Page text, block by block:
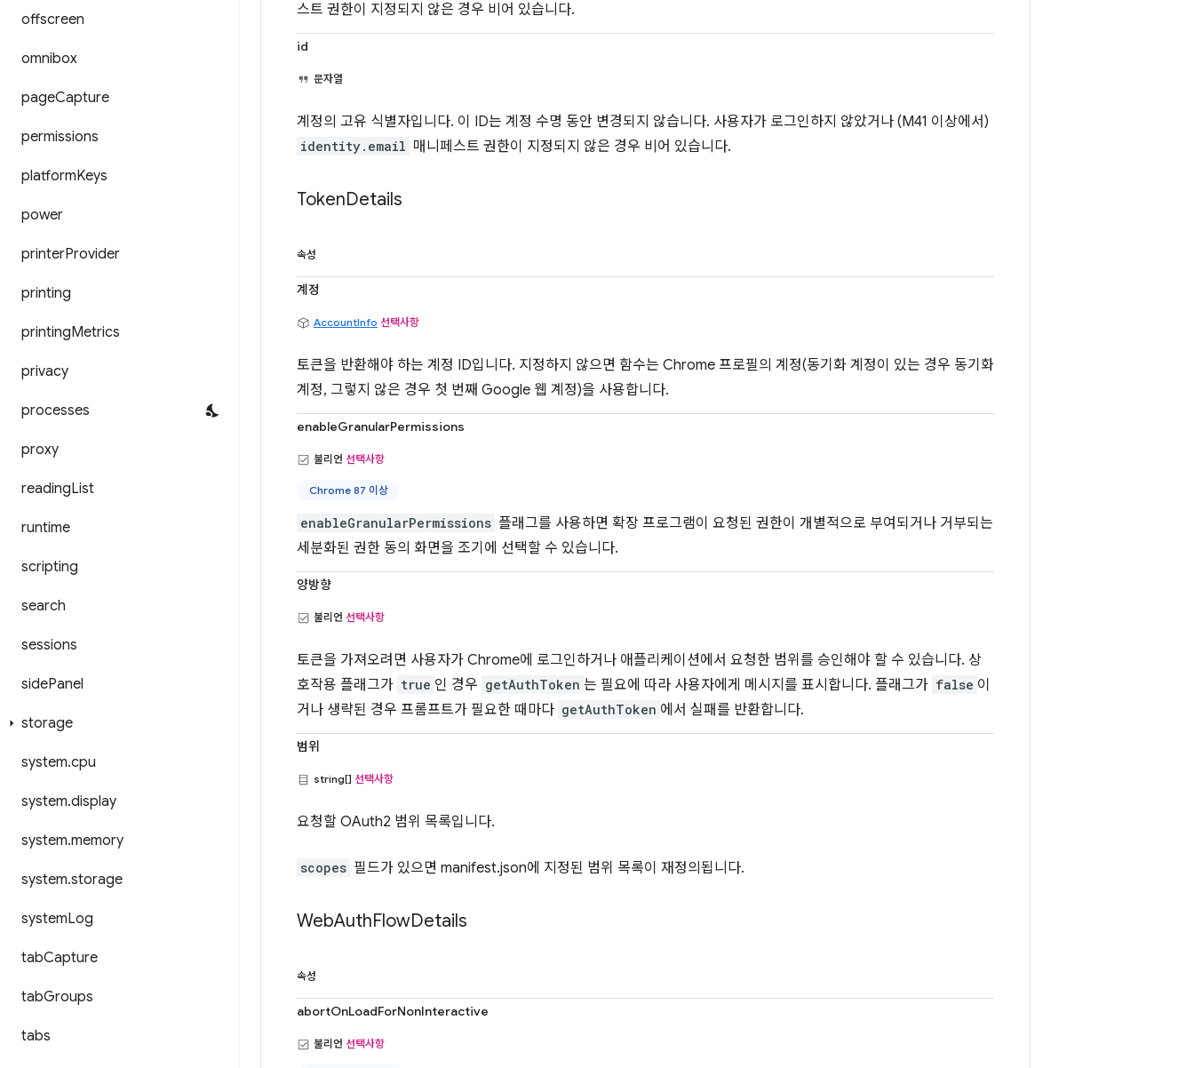
offscreen
omnibox
pageCapture
permissions
platformKeys
power
printerProvider
printing
printingMetrics
privacy
processes
proxy
readingList
runtime
scripting
search
sessions
sidePanel
storage
system.cpu
system.display
system.memory
system.storage
systemLog
tabCapture
tabGroups
tabs
스트 권한이 지정되지 않은 경우 비어 있습니다.
id
문자열
계정의 고유 식별자입니다. 이 ID는 계정 수명 동안 변경되지 않습니다. 사용자가 로그인하지 않았거나 (M41 이상에서)
identity.email 매니페스트 권한이 지정되지 않은 경우 비어 있습니다.
TokenDetails
속성
계정
AccountInfo 선택사항
토큰을 반환해야 하는 계정 ID입니다. 지정하지 않으면 함수는 Chrome 프로필의 계정(동기화 계정이 있는 경우 동기화
계정, 그렇지 않은 경우 첫 번째 Google 웹 계정)을 사용합니다.
enableGranularPermissions
불리언 선택사항
Chrome 87 이상
enableGranularPermissions 플래그를 사용하면 확장 프로그램이 요청된 권한이 개별적으로 부여되거나 거부되는
세분화된 권한 동의 화면을 조기에 선택할 수 있습니다.
양방향
불리언 선택사항
토큰을 가져오려면 사용자가 Chrome에 로그인하거나 애플리케이션에서 요청한 범위를 승인해야 할 수 있습니다. 상
호작용 플래그가 true 인 경우 getAuthToken 는 필요에 따라 사용자에게 메시지를 표시합니다. 플래그가 false 이
거나 생략된 경우 프롬프트가 필요한 때마다 getAuthToken 에서 실패를 반환합니다.
범위
string[] 선택사항
요청할 OAuth2 범위 목록입니다.
scopes 필드가 있으면 manifest.json에 지정된 범위 목록이 재정의됩니다.
WebAuthFlowDetails
속성
abortOnLoadForNonInteractive
불리언 선택사항